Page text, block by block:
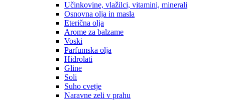
Učinkovine, vlažilci, vitamini, minerali
Osnovna olja in masla
Eterična olja
Arome za balzame
Voski
Parfumska olja
Hidrolati
Gline
Soli
Suho cvetje
Naravne zeli v prahu